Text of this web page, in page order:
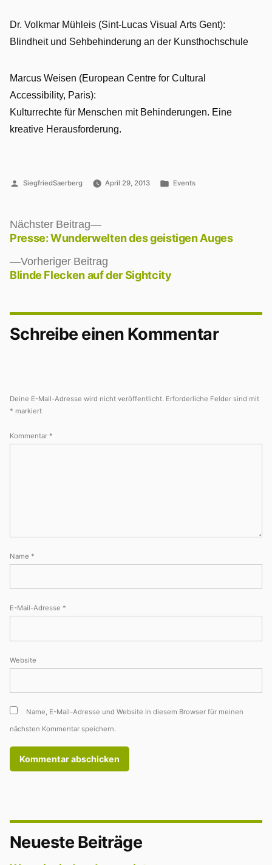
Dr. Volkmar Mühleis (Sint-Lucas Visual Arts Gent):
Blindheit und Sehbehinderung an der Kunsthochschule
Marcus Weisen (European Centre for Cultural
Accessibility, Paris):
Kulturrechte für Menschen mit Behinderungen. Eine
kreative Herausforderung.
Veröffentlicht
SiegfriedSaerberg April 29, 2013
Veröffentlicht
Events
Beitragsnavigation
Vorheriger Beitrag
Beitrag:
Blinde Flecken auf der Sightcity
Nächster Beitrag
Nächster
Beitrag:
Presse: Wunderwelten des geistigen Auges
Schreibe einen Kommentar
Deine E-Mail-Adresse wird nicht veröffentlicht. Erforderliche Felder sind mit
* markiert
Kommentar *
Name *
E-Mail-Adresse *
Website
Name, E-Mail-Adresse und Website in diesem Browser für meinen
nächsten Kommentar speichern.
Neueste Beiträge